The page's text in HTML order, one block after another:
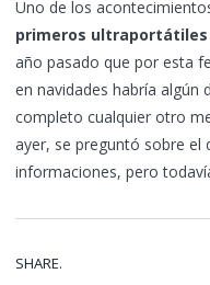
Uno de los
primeros ultraportátiles
año pasado que por esta
en navidades habría algún
completo cualquier otro
ayer, se preguntó sobre el
informaciones, pero
SHARE.